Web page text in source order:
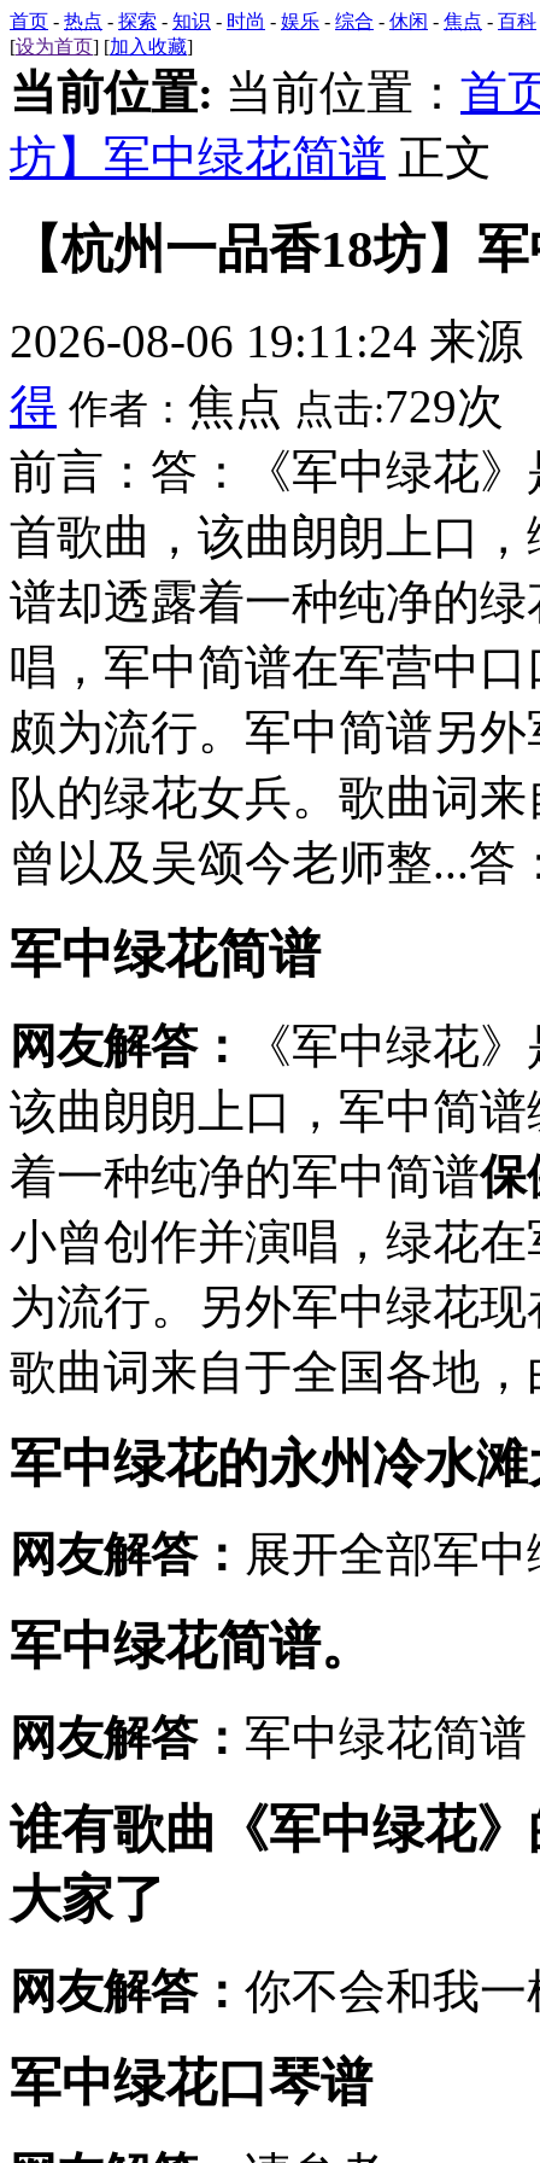
首页 - 热点 - 探索 - 知识 - 时尚 - 娱乐 - 综合 - 休闲 - 焦点 - 百科
[设为首页] [加入收藏]
当前位置: 当前位置： 首
坊】军中绿花简谱 正文
【杭州一品香18坊】
2026-08-06 19:11:24 来源
得 作者： 焦点 点击:729次
前言：答：《军中绿花
首歌曲，该曲朗朗上口
谱却透露着一种纯净的
唱，军中简谱在军营中
颇为流行。军中简谱另
队的绿花女兵。歌曲词
曾以及吴颂今老师整...
军中绿花简谱
网友解答：
《军中绿花
该曲朗朗上口，军中简
着一种纯净的军中简谱保
小曾创作并演唱，绿花
为流行。另外军中绿花
歌曲词来自于全国各地
军中绿花的永州冷水
网友解答： 展开全部军
军中绿花简谱。
网友解答： 军中绿花简谱
谁有歌曲《军中绿花
大家了
网友解答： 你不会和我
军中绿花口琴谱